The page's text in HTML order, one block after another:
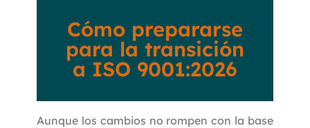
Cómo prepararse
para la transición
a ISO 9001:2026
Aunque los cambios no rompen con la base